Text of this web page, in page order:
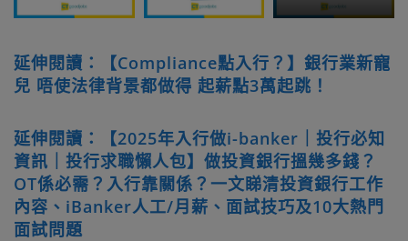
延伸閱讀：【Compliance點入行？】銀行業新寵
兒 唔使法律背景都做得 起薪點3萬起跳！
延伸閱讀：【2025年入行做i-banker｜投行必知
資訊｜投行求職懶人包】做投資銀行搵幾多錢？
OT係必需？入行靠關係？一文睇清投資銀行工作
內容、iBanker人工/月薪、面試技巧及10大熱門
面試問題